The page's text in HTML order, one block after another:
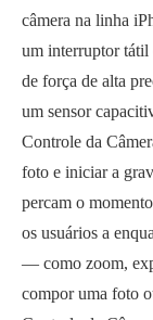
câmera na linha
um interruptor tátil
de força de alta
um sensor
Controle da
foto e iniciar a
percam o
os usuários a
— como zoom,
compor uma foto